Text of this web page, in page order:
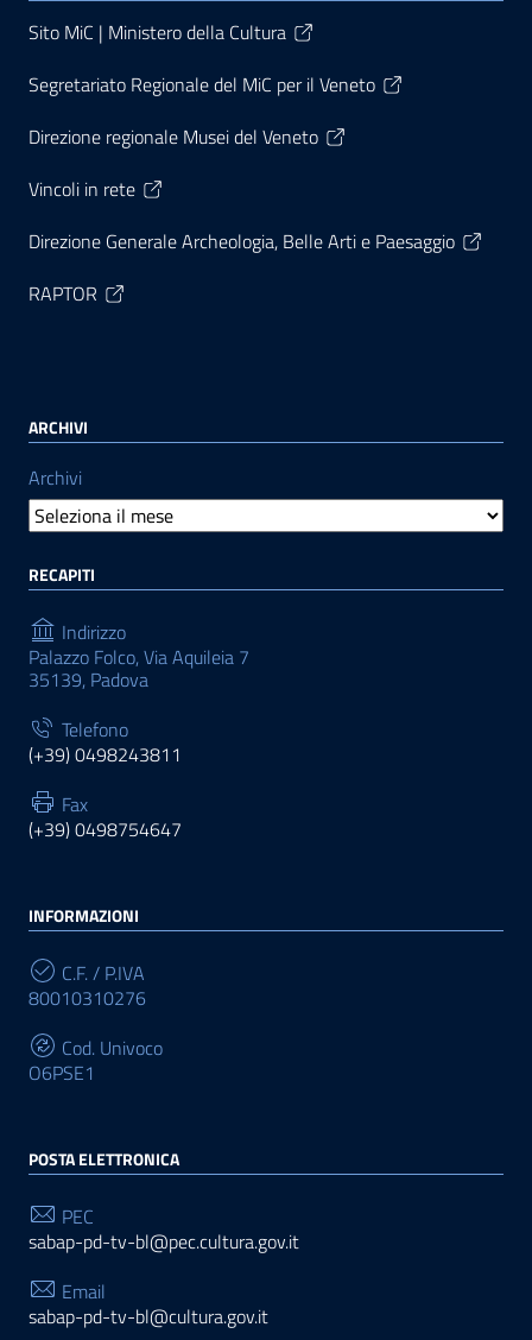
Sito MiC | Ministero della Cultura
Segretariato Regionale del MiC per il Veneto
Direzione regionale Musei del Veneto
Vincoli in rete
Direzione Generale Archeologia, Belle Arti e Paesaggio
RAPTOR
ARCHIVI
Archivi
RECAPITI
Indirizzo
Palazzo Folco, Via Aquileia 7
35139, Padova
Telefono
(+39) 0498243811
Fax
(+39) 0498754647
INFORMAZIONI
C.F. / P.IVA
80010310276
Cod. Univoco
O6PSE1
POSTA ELETTRONICA
PEC
sabap-pd-tv-bl@pec.cultura.gov.it
Email
sabap-pd-tv-bl@cultura.gov.it